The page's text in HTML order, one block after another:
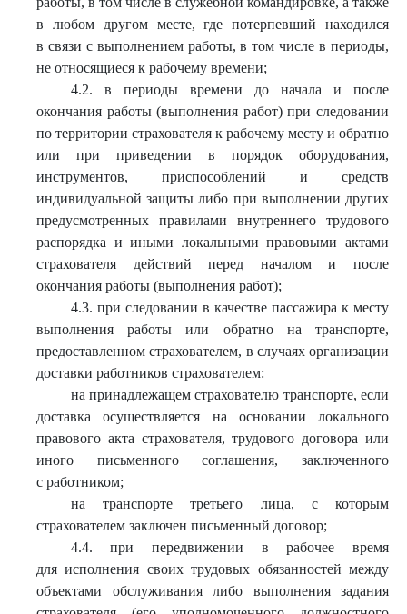
в любом другом месте, где потерпевший находился
в связи с выполнением работы, в том числе в периоды,
не относящиеся к рабочему времени;
4.2. в периоды времени до начала и после
окончания работы (выполнения работ) при следовании
по территории страхователя к рабочему месту и обратно
или при приведении в порядок оборудования,
инструментов, приспособлений и средств
индивидуальной защиты либо при выполнении других
предусмотренных правилами внутреннего трудового
распорядка и иными локальными правовыми актами
страхователя действий перед началом и после
окончания работы (выполнения работ);
4.3. при следовании в качестве пассажира к месту
выполнения работы или обратно на транспорте,
предоставленном страхователем, в случаях организации
доставки работников страхователем:
на принадлежащем страхователю транспорте, если
доставка осуществляется на основании локального
правового акта страхователя, трудового договора или
иного письменного соглашения, заключенного
с работником;
на транспорте третьего лица, с которым
страхователем заключен письменный договор;
4.4. при передвижении в рабочее время
для исполнения своих трудовых обязанностей между
объектами обслуживания либо выполнения задания